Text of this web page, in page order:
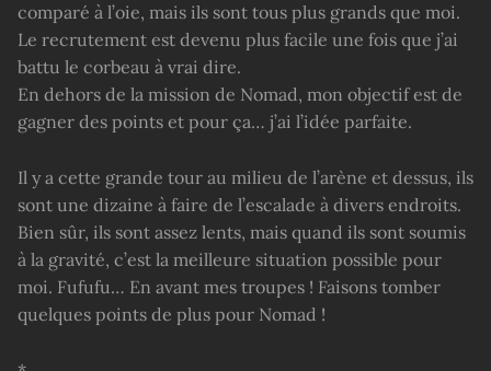
comparé à l’oie, mais ils sont tous plus grands que moi.
Le recrutement est devenu plus facile une fois que j’ai
battu le corbeau à vrai dire.
En dehors de la mission de Nomad, mon objectif est de
gagner des points et pour ça… j’ai l’idée parfaite.
Il y a cette grande tour au milieu de l’arène et dessus, ils
sont une dizaine à faire de l’escalade à divers endroits.
Bien sûr, ils sont assez lents, mais quand ils sont soumis
à la gravité, c’est la meilleure situation possible pour
moi. Fufufu… En avant mes troupes ! Faisons tomber
quelques points de plus pour Nomad !